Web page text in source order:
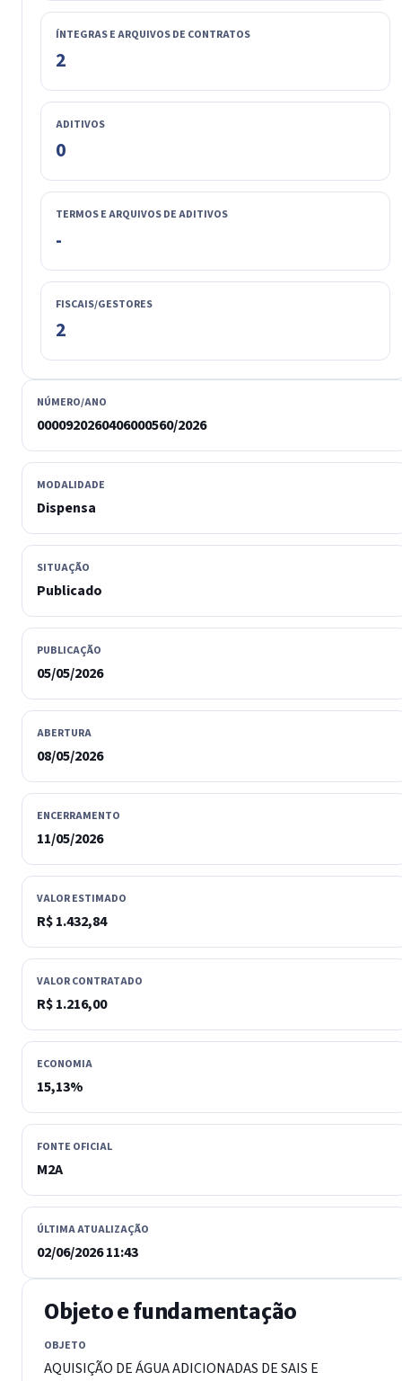
ÍNTEGRAS E ARQUIVOS DE CONTRATOS
2
ADITIVOS
0
TERMOS E ARQUIVOS DE ADITIVOS
-
FISCAIS/GESTORES
2
NÚMERO/ANO
0000920260406000560/2026
MODALIDADE
Dispensa
SITUAÇÃO
Publicado
PUBLICAÇÃO
05/05/2026
ABERTURA
08/05/2026
ENCERRAMENTO
11/05/2026
VALOR ESTIMADO
R$ 1.432,84
VALOR CONTRATADO
R$ 1.216,00
ECONOMIA
15,13%
FONTE OFICIAL
M2A
ÚLTIMA ATUALIZAÇÃO
02/06/2026 11:43
Objeto e fundamentação
OBJETO
AQUISIÇÃO DE ÁGUA ADICIONADAS DE SAIS E